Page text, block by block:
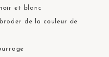
et blanc
de la couleur de